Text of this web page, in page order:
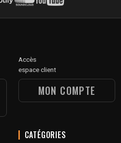
Accès
espace client
MON COMPTE
CATÉGORIES